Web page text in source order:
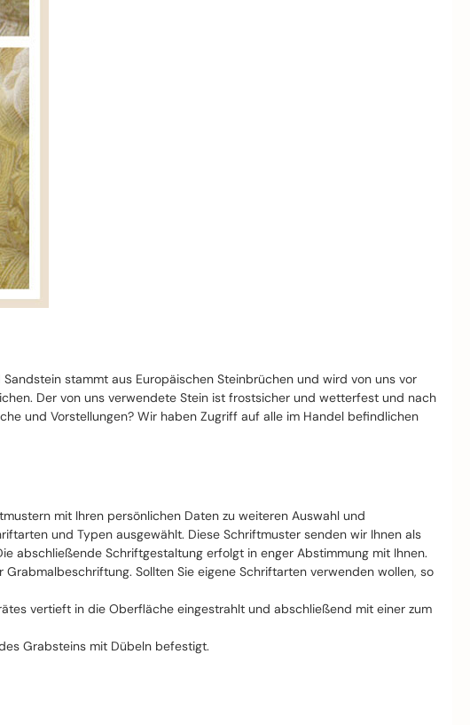
stammt aus Europäischen Steinbrüchen und wird von uns vor
Der von uns verwendete Stein ist frostsicher und wetterfest und nach
und Vorstellungen? Wir haben Zugriff auf alle im Handel befindlichen
mit Ihren persönlichen Daten zu weiteren Auswahl und
und Typen ausgewählt. Diese Schriftmuster senden wir Ihnen als
abschließende Schriftgestaltung erfolgt in enger Abstimmung mit Ihnen.
Sollten Sie eigene Schriftarten verwenden wollen, so
vertieft in die Oberfläche eingestrahlt und abschließend mit einer zum
Grabsteins mit Dübeln befestigt.